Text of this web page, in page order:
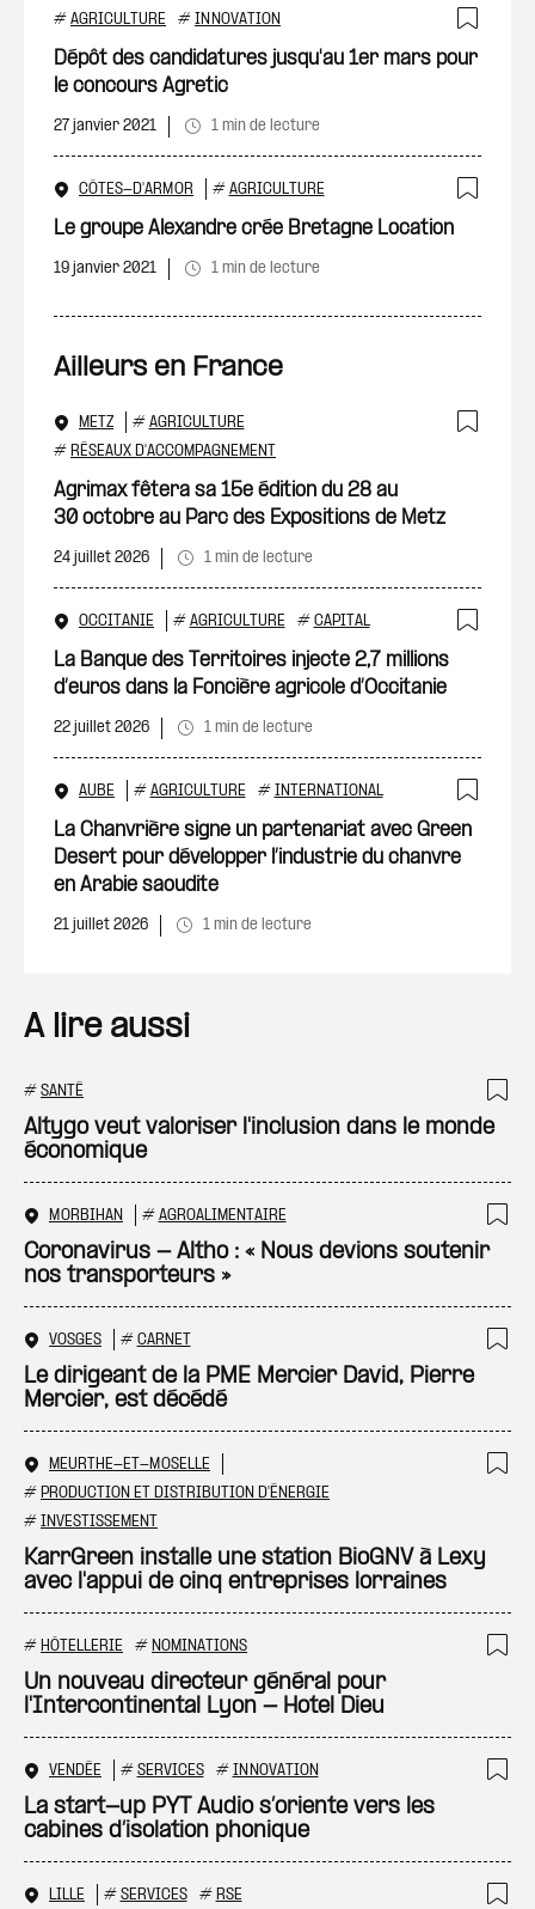
# AGRICULTURE # INNOVATION
Dépôt des candidatures jusqu'au 1er mars pour
le concours Agretic
27 janvier 2021 1 min de lecture
CÔTES-D'ARMOR # AGRICULTURE
Le groupe Alexandre crée Bretagne Location
19 janvier 2021 1 min de lecture
Ailleurs en France
METZ # AGRICULTURE
# RÉSEAUX D'ACCOMPAGNEMENT
Agrimax fêtera sa 15e édition du 28 au
30 octobre au Parc des Expositions de Metz
24 juillet 2026 1 min de lecture
OCCITANIE # AGRICULTURE # CAPITAL
La Banque des Territoires injecte 2,7 millions
d’euros dans la Foncière agricole d’Occitanie
22 juillet 2026 1 min de lecture
AUBE # AGRICULTURE # INTERNATIONAL
La Chanvrière signe un partenariat avec Green
Desert pour développer l’industrie du chanvre
en Arabie saoudite
21 juillet 2026 1 min de lecture
A lire aussi
# SANTÉ
Altygo veut valoriser l'inclusion dans le monde
économique
MORBIHAN # AGROALIMENTAIRE
Coronavirus - Altho : « Nous devions soutenir
nos transporteurs »
VOSGES # CARNET
Le dirigeant de la PME Mercier David, Pierre
Mercier, est décédé
MEURTHE-ET-MOSELLE
# PRODUCTION ET DISTRIBUTION D'ÉNERGIE
# INVESTISSEMENT
KarrGreen installe une station BioGNV à Lexy
avec l'appui de cinq entreprises lorraines
# HÔTELLERIE # NOMINATIONS
Un nouveau directeur général pour
l'Intercontinental Lyon - Hotel Dieu
VENDÉE # SERVICES # INNOVATION
La start-up PYT Audio s’oriente vers les
cabines d’isolation phonique
LILLE # SERVICES # RSE